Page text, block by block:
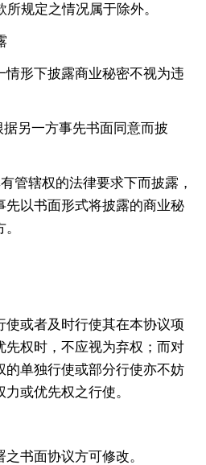
规定之情况属于除外。
情形下披露商业秘密不视为违
另一方事先书面同意而披
管辖权的法律要求下而披露，
先以书面形式将披露的商业秘
使或者及时行使其在本协议项
先权时，不应视为弃权；而对
的单独行使或部分行使亦不妨
或优先权之行使。
书面协议方可修改。